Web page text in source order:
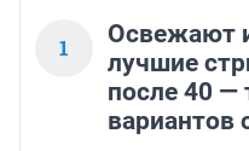
1
Освежают
лучшие
после 40 —
вариантов